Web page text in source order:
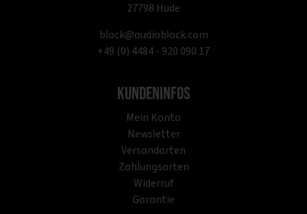
27798 Hude
block@audioblock.com
+49 (0) 4484 - 920 090 17
Kundeninfos
Mein Konto
Newsletter
Versandarten
Zahlungsarten
Widerruf
Garantie